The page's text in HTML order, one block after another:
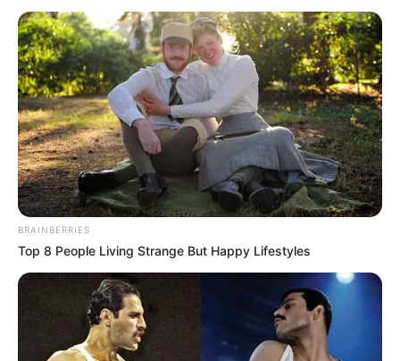
BRAINBERRIES
Top 8 People Living Strange But Happy Lifestyles